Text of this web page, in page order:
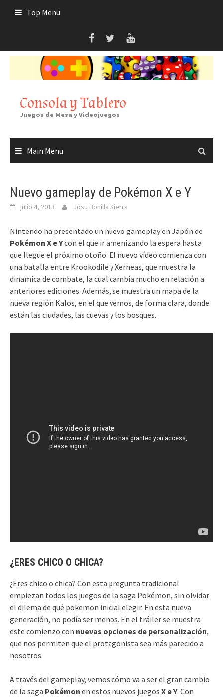
Top Menu
Consola y Tablero
Juegos de Mesa y Videojuegos
Main Menu
Nuevo gameplay de Pokémon X e Y
julio 4, 2013 Josu Bonilla Sierra
Nintendo ha presentado un nuevo gameplay en Japón de
Pokémon X e Ycon el que ir amenizando la espera hasta
que llegue el próximo otoño. El nuevo vídeo comienza con
una batalla entre Krookodile y Xerneas, que muestra la
dinamica de combate, la cual cambia mucho en relación a
anteriores ediciones. Además, se muestra un mapa de la
nueva región Kalos, en el que vemos, de forma clara, donde
están las ciudades, las cuevas y los bosques.
¿ERES CHICO O CHICA?
¿Eres chico o chica? Con esta pregunta tradicional
empiezan todos los juegos de la saga Pokémon, sin olvidar
el dilema de qué pokemon inicial elegir. En esta nueva
generación, no podía ser menos. En el tráiler se muestra
este comienzo con nuevas opciones de personalización,
que nos permiten que el protagonista sea más parecido a
nosotros.
A través del gameplay, vemos cómo va a ser el gran cambio
de la saga Pokémon en estos nuevos juegos X e Y. Con